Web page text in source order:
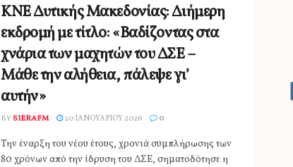
ΚΝΕ Δυτικής Μακεδονίας: Διήμερη
εκδρομή με τίτλο: «Βαδίζοντας στα
χνάρια των μαχητών του ΔΣΕ –
Μάθε την αλήθεια, πάλεψε γι’
αυτήν»
BYSIERAFM 20 ΙΑΝΟΥΑΡΊΟΥ 2026 0
Την έναρξη του νέου έτους, χρονιά συμπλήρωσης των
80 χρόνων από την ίδρυση του ΔΣΕ, σηματοδότησε η